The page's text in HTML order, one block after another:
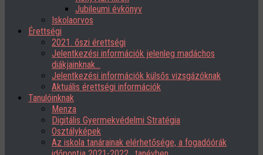
Jubileumi évkönyv
Iskolaorvos
Érettségi
2021. őszi érettségi
Jelentkezési információk jelenleg madáchos
diákjainknak…
Jelentkezési információk külsős vizsgázóknak
Aktuális érettségi információk
Tanulóinknak
Menza
Digitális Gyermekvédelmi Stratégia
Osztályképek
Az iskola tanárainak elérhetősége, a fogadóórák